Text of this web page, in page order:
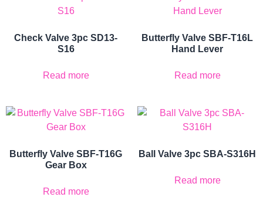
Check Valve 3pc SD13-
S16
Read more
Butterfly Valve SBF-T16L
Hand Lever
Read more
Butterfly Valve SBF-T16G
Gear Box
Read more
Ball Valve 3pc SBA-S316H
Read more